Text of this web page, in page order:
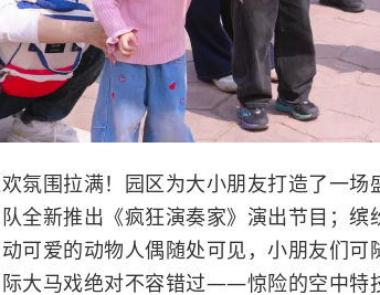
氛围拉满！园区为大小朋友打造了一场
全新推出《疯狂演奏家》演出节目；
可爱的动物人偶随处可见，小朋友们
大马戏绝对不容错过——惊险的空中特